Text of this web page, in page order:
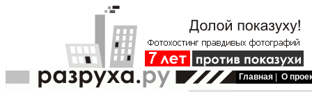
Главная О